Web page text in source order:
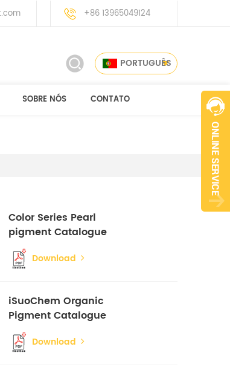
+86 13965049124
PORTUGUÊS
SOBRE NÓS CONTATO
Color Series Pearl
pigment Catalogue
Download
iSuoChem Organic
Pigment Catalogue
Download